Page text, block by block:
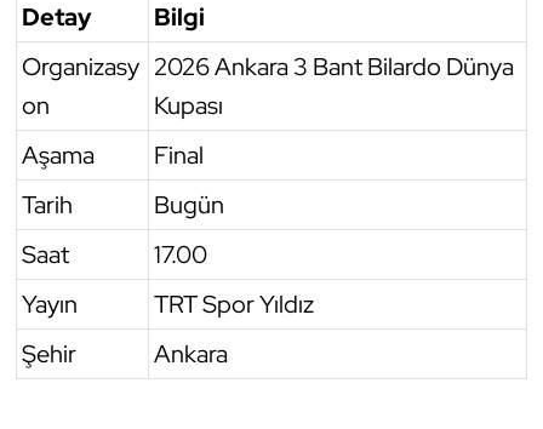
Detay
Bilgi
Organizasy
on
2026 Ankara 3 Bant Bilardo Dünya
Kupası
Aşama
Final
Tarih
Bugün
Saat
17.00
Yayın
TRT Spor Yıldız
Şehir
Ankara
Paralimpik
Satranç
Su Topu
Sualtı Sporları
Tekvando